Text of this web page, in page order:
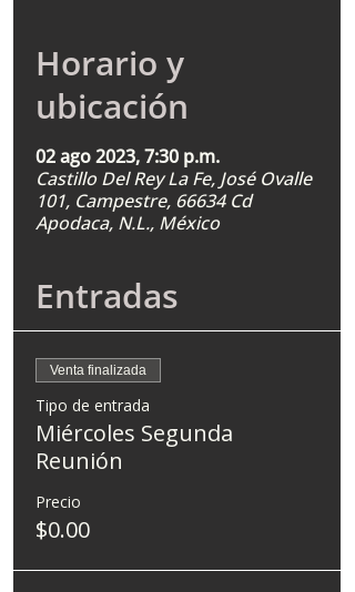
Horario y
ubicación
02 ago 2023, 7:30 p.m.
Castillo Del Rey La Fe, José Ovalle
101, Campestre, 66634 Cd
Apodaca, N.L., México
Entradas
Venta finalizada
Tipo de entrada
Miércoles Segunda
Reunión
Precio
$0.00